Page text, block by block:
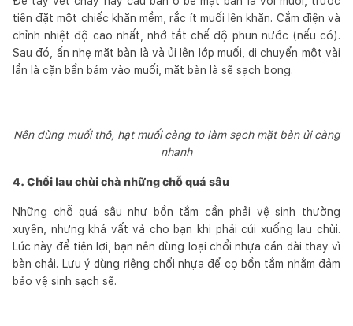
tiên đặt một chiếc khăn mềm, rắc ít muối lên khăn. Cắm điện và
chỉnh nhiệt độ cao nhất, nhớ tắt chế độ phun nước (nếu có).
Sau đó, ấn nhẹ mặt bàn là và ủi lên lớp muối, di chuyển một vài
lần là cặn bẩn bám vào muối, mặt bàn là sẽ sạch bong.
Nên dùng muối thô, hạt muối càng to làm sạch mặt bàn ủi càng
nhanh
4. Chổi lau chùi chà những chỗ quá sâu
Những chỗ quá sâu như bồn tắm cần phải vệ sinh thường
xuyên, nhưng khá vất vả cho bạn khi phải cúi xuống lau chùi.
Lúc này để tiện lợi, bạn nên dùng loại chổi nhựa cán dài thay vì
bàn chải. Lưu ý dùng riêng chổi nhựa để cọ bồn tắm nhằm đảm
bảo vệ sinh sạch sẽ.